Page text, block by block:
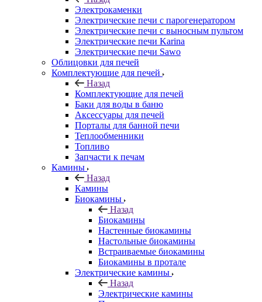
Электрокаменки
Электрические печи с парогенератором
Электрические печи с выносным пультом
Электрические печи Karina
Электрические печи Sawo
Облицовки для печей
Комплектующие для печей
Назад
Комплектующие для печей
Баки для воды в баню
Аксессуары для печей
Порталы для банной печи
Теплообменники
Топливо
Запчасти к печам
Камины
Назад
Камины
Биокамины
Назад
Биокамины
Настенные биокамины
Настольные биокамины
Встраиваемые биокамины
Биокамины в протале
Электрические камины
Назад
Электрические камины